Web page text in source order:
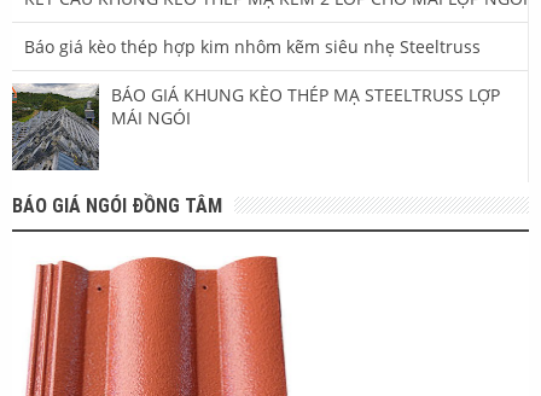
Báo giá kèo thép hợp kim nhôm kẽm siêu nhẹ Steeltruss
BÁO GIÁ KHUNG KÈO THÉP MẠ STEELTRUSS LỢP
MÁI NGÓI
BÁO GIÁ NGÓI ĐỒNG TÂM